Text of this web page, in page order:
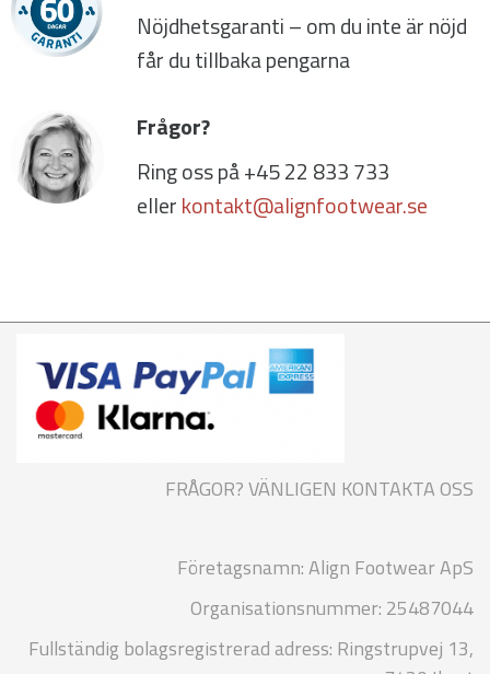
Nöjdhetsgaranti – om du inte är nöjd
får du tillbaka pengarna
Frågor?
Ring oss på +45 22 833 733
eller kontakt@alignfootwear.se
FRÅGOR? VÄNLIGEN KONTAKTA OSS
Företagsnamn: Align Footwear ApS
Organisationsnummer: 25487044
Fullständig bolagsregistrerad adress: Ringstrupvej 13,